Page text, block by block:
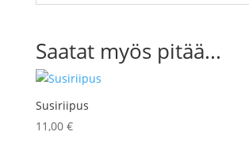
Saatat myös pitää...
Susiriipus
11,00 €